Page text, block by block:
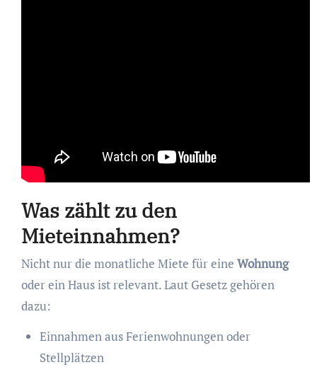
Was zählt zu den
Mieteinnahmen?
Nicht nur die monatliche Miete für eine Wohnung
oder ein Haus ist relevant. Laut Gesetz gehören
dazu:
Einnahmen aus Ferienwohnungen oder
Stellplätzen